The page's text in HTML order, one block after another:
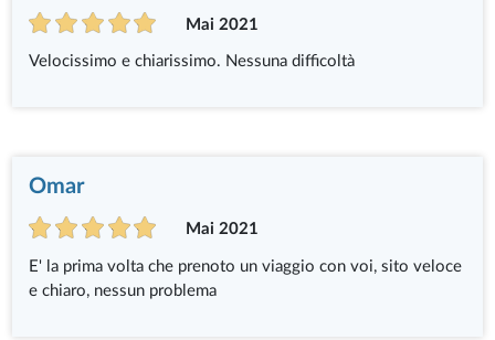
Mai 2021
Velocissimo e chiarissimo. Nessuna difficoltà
Omar
Mai 2021
E' la prima volta che prenoto un viaggio con voi, sito veloce
e chiaro, nessun problema